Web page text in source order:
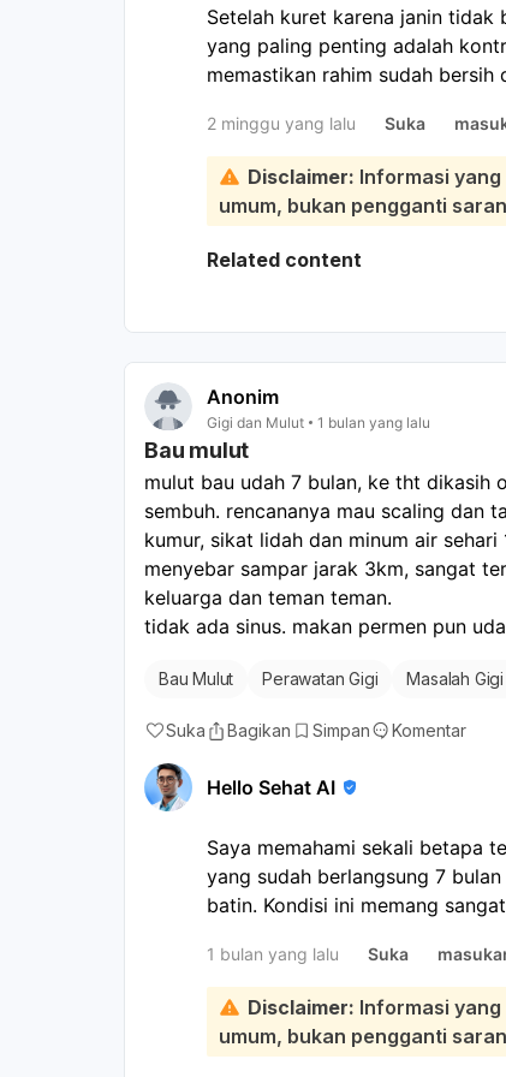
Setelah kuret karena janin
yang paling penting adalah
memastikan rahim sudah
tidak sedap, segera periksa ke
Keluhan ringan seperti kram,
normal setelah kuret. Namun
jangan menunggu kontrol,
akan menilai apakah perlu
2 minggu yang lalu Suka
Disclaimer: Informasi
umum, bukan pengganti
Related content
Anonim
Gigi dan Mulut 1 bulan yang lalu
Bau mulut
mulut bau udah 7 bulan, ke tht dikasih
sembuh. rencananya mau scaling dan
kumur, sikat lidah dan minum air
menyebar sampar jarak 3km, sangat
keluarga dan teman teman.
tidak ada sinus. makan permen pun
Bau Mulut Perawatan Gigi Masalah
Suka Bagikan Simpan Komentar
Hello Sehat AI
Saya memahami sekali betapa
yang sudah berlangsung 7
batin. Kondisi ini memang
Melihat riwayat Anda sudah ke
untuk scaling dan tambal gigi,
diprioritaskan. Bau mulut yang
gigi dan mulut, seperti gigi
1 bulan yang lalu Suka
Disclaimer: Informasi
umum, bukan pengganti